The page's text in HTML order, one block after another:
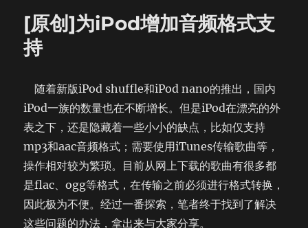
[原创]为iPod增加音频格式支
持
随着新版iPod shuffle和iPod nano的推出，国内
iPod一族的数量也在不断增长。但是iPod在漂亮的外
表之下，还是隐藏着一些小小的缺点，比如仅支持
mp3和aac音频格式；需要使用iTunes传输歌曲等，
操作相对较为繁琐。目前从网上下载的歌曲有很多都
是flac、ogg等格式，在传输之前必须进行格式转换，
因此极为不便。经过一番探索，笔者终于找到了解决
这些问题的办法，拿出来与大家分享。